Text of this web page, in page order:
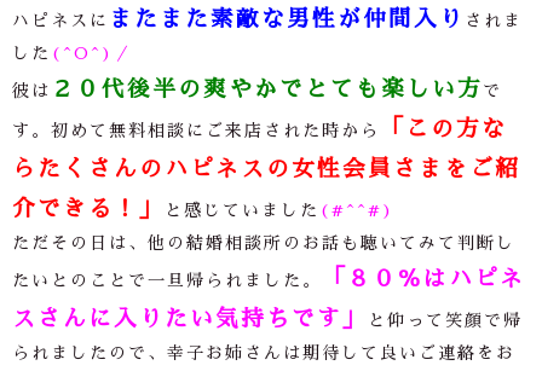
ハピネスに またまた素敵な男性が仲間入り されま
した (^O^)／
彼は ２０代後半の爽やかでとても楽しい方 で
す。初めて無料相談にご来店された時から
「この方な
らたくさんのハピネスの女性会員さまをご紹
介できる！」
と感じていました (#^^#)
ただその日は、他の結婚相談所のお話も聴いてみて判断し
たいとのことで一旦帰られました。
「８０％はハピネ
スさんに入りたい気持ちです」
と仰って笑顔で帰
られましたので、幸子お姉さんは期待して良いご連絡をお